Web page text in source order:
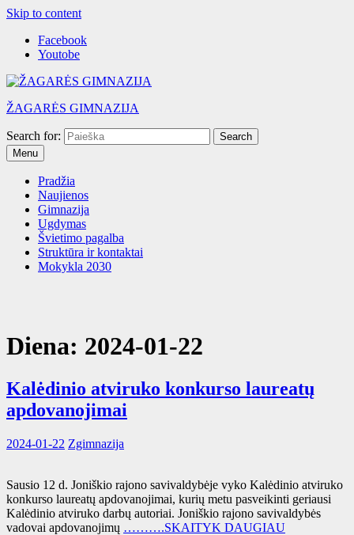
Skip to content
Facebook
Youtobe
ŽAGARĖS GIMNAZIJA
Search for:
Menu
Pradžia
Naujienos
Gimnazija
Ugdymas
Švietimo pagalba
Struktūra ir kontaktai
Mokykla 2030
Diena: 2024-01-22
Kalėdinio atviruko konkurso laureatų
apdovanojimai
2024-01-22 Zgimnazija
Sausio 12 d. Joniškio rajono savivaldybėje vyko Kalėdinio atviruko
konkurso laureatų apdovanojimai, kurių metu pasveikinti geriausi
Kalėdinio atviruko darbų autoriai. Joniškio rajono savivaldybės
vadovai apdovanojimų ……….SKAITYK DAUGIAU